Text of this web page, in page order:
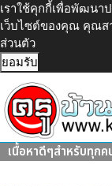
เราใช้คุกกี้เพื่อพัฒนา
เว็บไซต์ของคุณ คุณส
ส่วนตัว
ยอมรับ
เนื้อหาดีๆสำหรับทุกค